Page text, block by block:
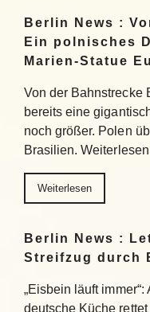
Berlin News :
Ein polnisches
Marien-Statue
Von der Bahnstrecke
bereits eine
noch größer. Polen
Brasilien. Weiterlesen
Weiterlesen
Berlin News :
Streifzug durch
„Eisbein läuft
deutsche Küche